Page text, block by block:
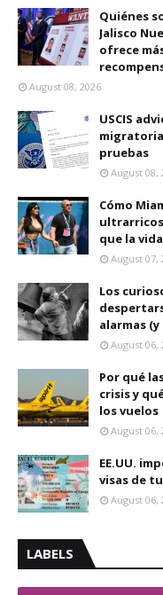
Quiénes
Jalisco
ofrece
August 08, 2026
USCIS
pruebas
August 08,
Cómo
ultrarricos
que la
August 07,
Los
alarmas
August 06,
Por qué
crisis y
los vuelos
August 06,
EE.UU.
visas de
August 06,
LABELS